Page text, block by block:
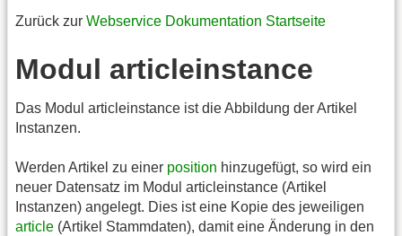
Zurück zur Webservice Dokumentation Startseite
Modul articleinstance
Das Modul articleinstance ist die Abbildung der Artikel
Instanzen.
Werden Artikel zu einer position hinzugefügt, so wird ein
neuer Datensatz im Modul articleinstance (Artikel
Instanzen) angelegt. Dies ist eine Kopie des jeweiligen
article (Artikel Stammdaten), damit eine Änderung in den